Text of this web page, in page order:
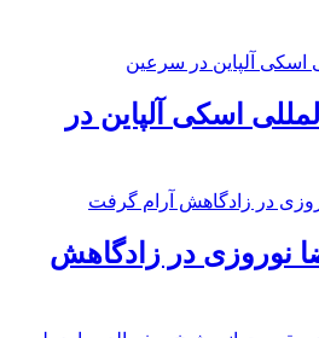
اسکی آلپاین در
نوروزی در زادگاهش